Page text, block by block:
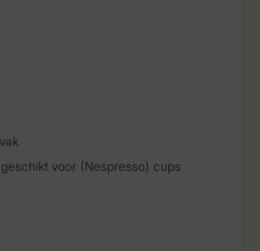
voor (Nespresso) cups